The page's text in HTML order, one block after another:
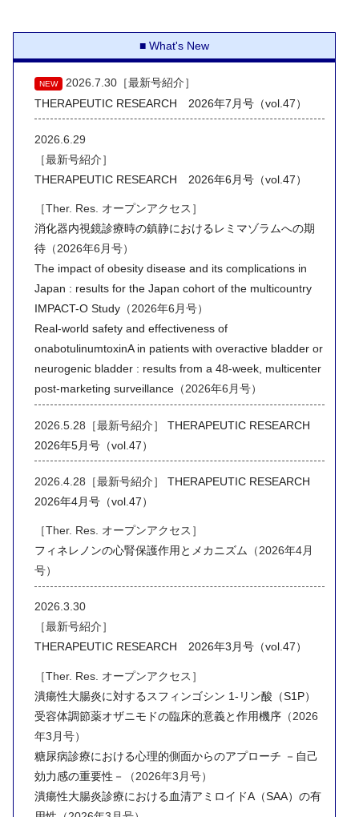
What's New
NEW 2026.7.30［最新号紹介］
THERAPEUTIC RESEARCH 2026年7月号（vol.47）
2026.6.29
［最新号紹介］
THERAPEUTIC RESEARCH 2026年6月号（vol.47）
［Ther. Res. オープンアクセス］
消化器内視鏡診療時の鎮静におけるレミマゾラムへの期
待（2026年6月号）
The impact of obesity disease and its complications in
Japan : results for the Japan cohort of the multicountry
IMPACT-O Study（2026年6月号）
Real-world safety and effectiveness of
onabotulinumtoxinA in patients with overactive bladder or
neurogenic bladder : results from a 48-week, multicenter
post-marketing surveillance（2026年6月号）
2026.5.28［最新号紹介］ THERAPEUTIC RESEARCH
2026年5月号（vol.47）
2026.4.28［最新号紹介］ THERAPEUTIC RESEARCH
2026年4月号（vol.47）
［Ther. Res. オープンアクセス］
フィネレノンの心腎保護作用とメカニズム （2026年4月
号）
2026.3.30
［最新号紹介］
THERAPEUTIC RESEARCH 2026年3月号（vol.47）
［Ther. Res. オープンアクセス］
潰瘍性大腸炎に対するスフィンゴシン 1-リン酸（S1P）
受容体調節薬オザニモドの臨床的意義と作用機序（2026
年3月号）
糖尿病診療における心理的側面からのアプローチ －自己
効力感の重要性－
（2026年3月号）
潰瘍性大腸炎診療における血清アミロイドA（SAA）の有